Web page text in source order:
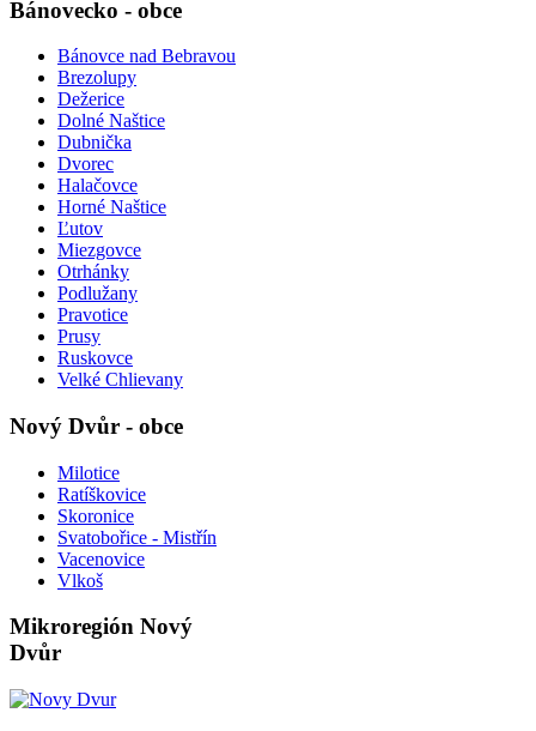
Bánovecko - obce
Bánovce nad Bebravou
Brezolupy
Dežerice
Dolné Naštice
Dubnička
Dvorec
Halačovce
Horné Naštice
Ľutov
Miezgovce
Otrhánky
Podlužany
Pravotice
Prusy
Ruskovce
Velké Chlievany
Nový Dvůr - obce
Milotice
Ratíškovice
Skoronice
Svatobořice - Mistřín
Vacenovice
Vlkoš
Mikroregión Nový
Dvůr